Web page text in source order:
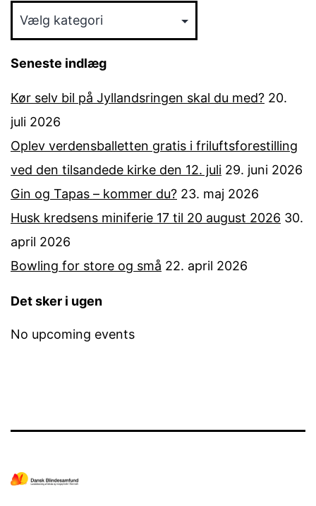
Seneste indlæg
Kør selv bil på Jyllandsringen skal du med? 20.
juli 2026
Oplev verdensballetten gratis i friluftsforestilling
ved den tilsandede kirke den 12. juli 29. juni 2026
Gin og Tapas – kommer du? 23. maj 2026
Husk kredsens miniferie 17 til 20 august 2026 30.
april 2026
Bowling for store og små 22. april 2026
Det sker i ugen
No upcoming events